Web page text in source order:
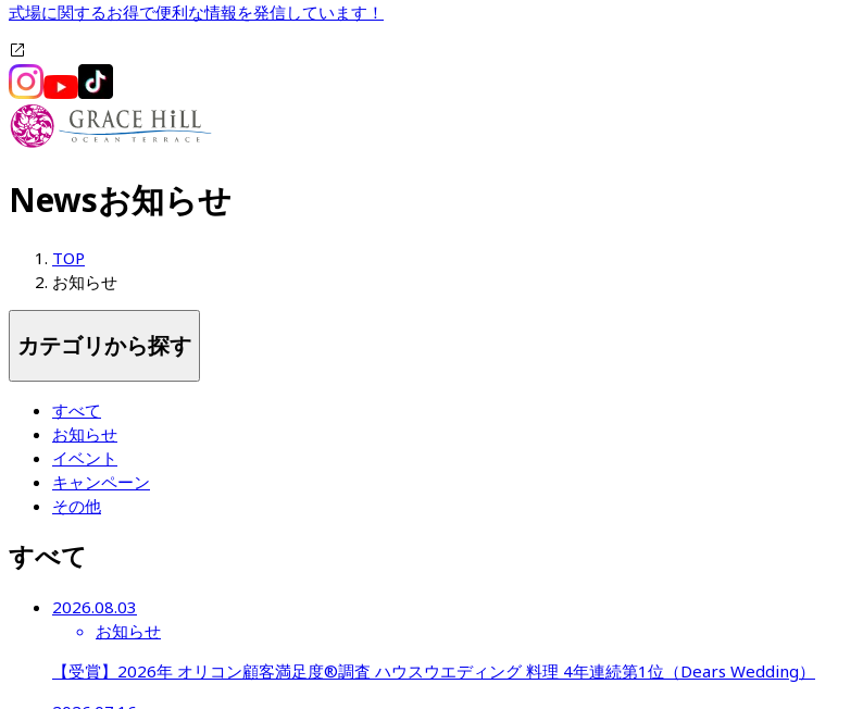
式場に関するお得で便利な情報を発信しています！
Newsお知らせ
TOP
お知らせ
カテゴリから探す
すべて
お知らせ
イベント
キャンペーン
その他
すべて
2026.08.03
お知らせ
【受賞】2026年 オリコン顧客満足度®調査 ハウスウエディング 料理 4年連続第1位（Dears Wedding）